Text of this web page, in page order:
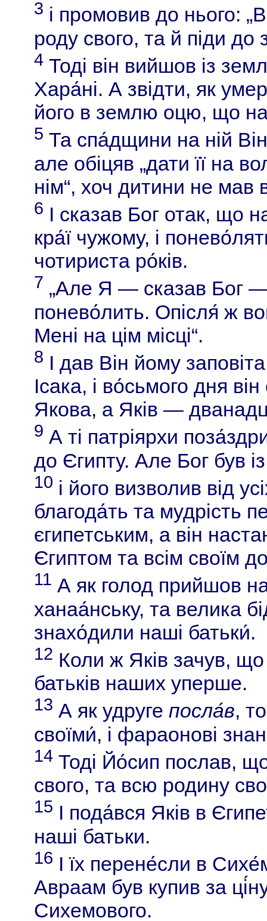
3 і промовив до нього:
роду свого, та й піди до
4 Тоді він вийшов із
Хара́ні. А звідти, як
його в землю оцю, що
5 Та спа́дщини на ній
але обіцяв „дати її на
нім“, хоч дитини не мав
6 І сказав Бог отак, що
кра́ї чужому, і
чотириста ро́ків.
7 „Але Я — сказав Бог
понево́лить. Опісля́ ж
Мені на цім місці“.
8 І дав Він йому
Ісака, і во́сьмого дня
Якова, а Яків —
9 А ті патріярхи
до Єгипту. Але Бог був
10 і його визволив від
благода́ть та мудрість
єгипетським, а він
Єгиптом та всім своїм
11 А як голод прийшов
ханаа́нську, та велика
знахо́дили наші батьки́.
12 Коли ж Яків зачув, що
батьків наших уперше.
13 А як удругепосла́в,
своїми́, і фараонові
14 Тоді Йо́сип послав,
свого, та всю родину
15 І пода́вся Яків в
наші батьки.
16 І їх перене́сли в
Авраам був купив за
Сихемового.